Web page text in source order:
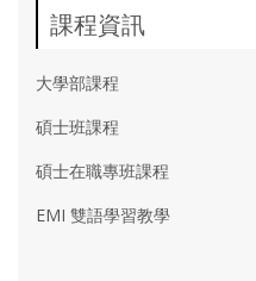
課程資訊
大學部課程
碩士班課程
碩士在職專班課程
EMI 雙語學習教學